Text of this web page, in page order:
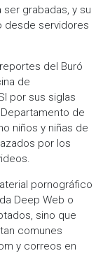
grabadas, y su
desde servidores
del Buró
de
por sus siglas
de
niños y niñas de
por los
pornográfico
Deep Web o
sino que
comunes
y correos en